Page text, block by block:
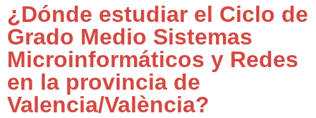
¿Dónde estudiar el Ciclo de
Grado Medio Sistemas
Microinformáticos y Redes
en la provincia de
Valencia/València?